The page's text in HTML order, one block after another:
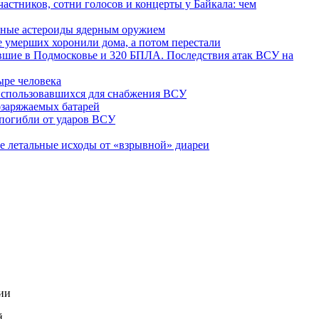
сотни голосов и концерты у Байкала: чем
астероиды ядерным оружием
хоронили дома, а потом перестали
в Подмосковье и 320 БПЛА. Последствия атак ВСУ на
человека
для снабжения ВСУ
батарей
от ударов ВСУ
исходы от «взрывной» диареи